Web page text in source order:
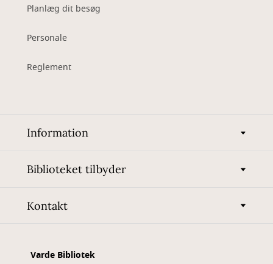
Planlæg dit besøg
Personale
Reglement
Information
Biblioteket tilbyder
Kontakt
Varde Bibliotek